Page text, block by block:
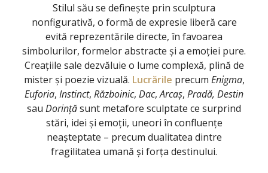
Stilul său se definește prin sculptura
nonfigurativă, o formă de expresie liberă care
evită reprezentările directe, în favoarea
simbolurilor, formelor abstracte și a emoției pure.
Creațiile sale dezvăluie o lume complexă, plină de
mister și poezie vizuală. Lucrările precum Enigma,
Euforia, Instinct, Războinic, Dac,Arcaș, Pradă, Destin
sau Dorințăsunt metafore sculptate ce surprind
stări, idei și emoții, uneori în confluențe
neașteptate – precum dualitatea dintre
fragilitatea umană și forța destinului.